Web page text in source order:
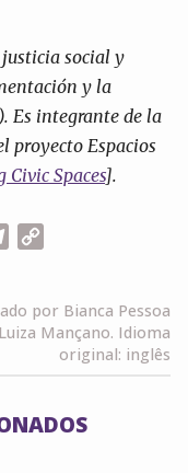
social y
y la
Es integrante de la
proyecto Espacios
Spaces].
Telegram
por Bianca Pessoa
Mançano. Idioma
original: inglês